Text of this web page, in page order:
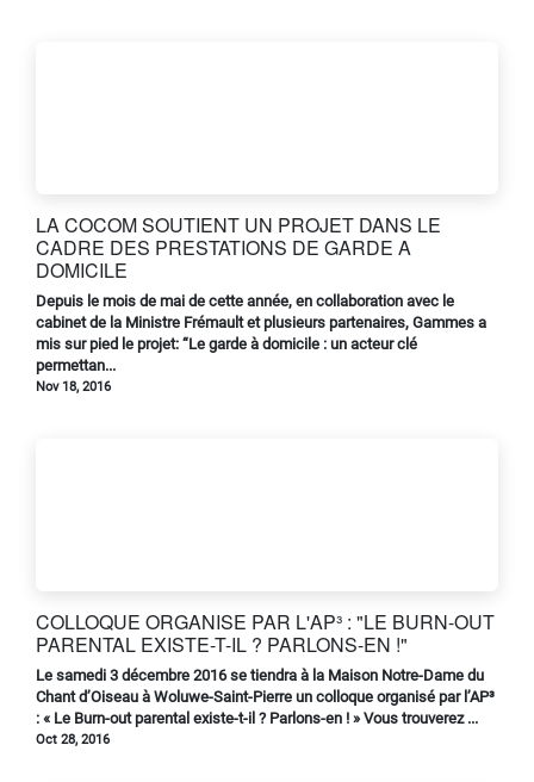
LA COCOM SOUTIENT UN PROJET DANS LE
CADRE DES PRESTATIONS DE GARDE A
DOMICILE
Depuis le mois de mai de cette année, en collaboration avec le
cabinet de la Ministre Frémault et plusieurs partenaires, Gammes a
mis sur pied le projet: “Le garde à domicile : un acteur clé
permettan...
Nov 18, 2016
COLLOQUE ORGANISE PAR L'AP³ : "LE BURN-OUT
PARENTAL EXISTE-T-IL ? PARLONS-EN !"
Le samedi 3 décembre 2016 se tiendra à la Maison Notre-Dame du
Chant d’Oiseau à Woluwe-Saint-Pierre un colloque organisé par l’AP³
: « Le Burn-out parental existe-t-il ? Parlons-en ! » Vous trouverez ...
Oct 28, 2016